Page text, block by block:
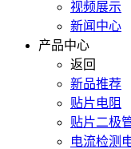
视频展示
新闻中心
产品中心
返回
新品推荐
贴片电阻
贴片二极
电流检测